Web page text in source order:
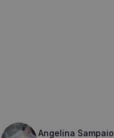
Angelina Sampaio